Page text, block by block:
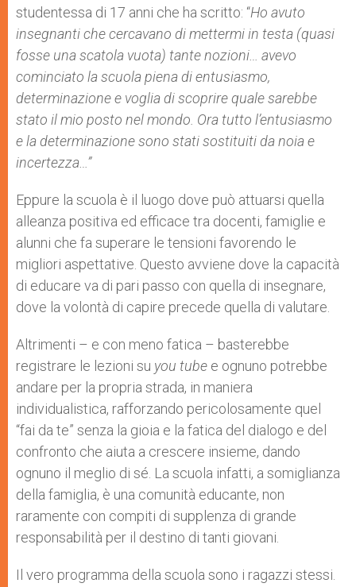
studentessa di 17 anni che ha scritto: “Ho avuto
insegnanti che cercavano di mettermi in testa (quasi
fosse una scatola vuota) tante nozioni… avevo
cominciato la scuola piena di entusiasmo,
determinazione e voglia di scoprire quale sarebbe
stato il mio posto nel mondo. Ora tutto l’entusiasmo
e la determinazione sono stati sostituiti da noia e
incertezza…”
Eppure la scuola è il luogo dove può attuarsi quella
alleanza positiva ed efficace tra docenti, famiglie e
alunni che fa superare le tensioni favorendo le
migliori aspettative. Questo avviene dove la capacità
di educare va di pari passo con quella di insegnare,
dove la volontà di capire precede quella di valutare.
Altrimenti – e con meno fatica – basterebbe
registrare le lezioni su you tube e ognuno potrebbe
andare per la propria strada, in maniera
individualistica, rafforzando pericolosamente quel
“fai da te” senza la gioia e la fatica del dialogo e del
confronto che aiuta a crescere insieme, dando
ognuno il meglio di sé. La scuola infatti, a somiglianza
della famiglia, è una comunità educante, non
raramente con compiti di supplenza di grande
responsabilità per il destino di tanti giovani.
Il vero programma della scuola sono i ragazzi stessi.